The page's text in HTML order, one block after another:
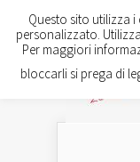
Questo sito utilizza
personalizzato.
Per maggiori
bloccarli si prega di